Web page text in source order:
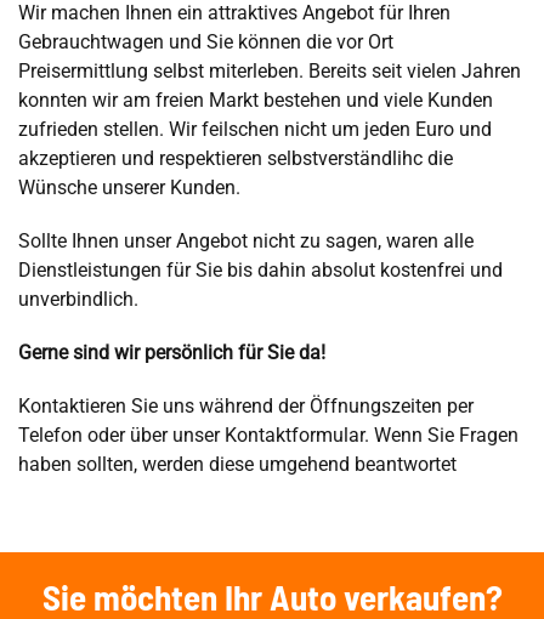
Wir machen Ihnen ein attraktives Angebot für Ihren
Gebrauchtwagen und Sie können die vor Ort
Preisermittlung selbst miterleben. Bereits seit vielen Jahren
konnten wir am freien Markt bestehen und viele Kunden
zufrieden stellen. Wir feilschen nicht um jeden Euro und
akzeptieren und respektieren selbstverständlihc die
Wünsche unserer Kunden.
Sollte Ihnen unser Angebot nicht zu sagen, waren alle
Dienstleistungen für Sie bis dahin absolut kostenfrei und
unverbindlich.
Gerne sind wir persönlich für Sie da!
Kontaktieren Sie uns während der Öffnungszeiten per
Telefon oder über unser Kontaktformular. Wenn Sie Fragen
haben sollten, werden diese umgehend beantwortet
Sie möchten Ihr Auto verkaufen?